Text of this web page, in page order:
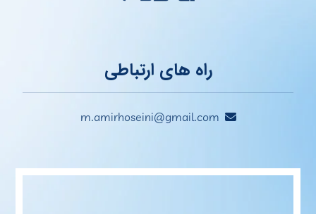
راه های ارتباطی
m.amirhoseini@gmail.com